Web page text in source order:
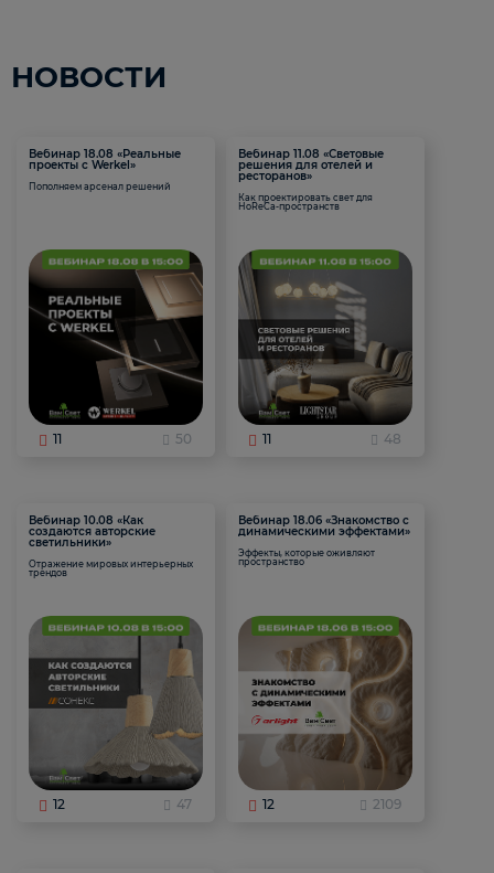
НОВОСТИ
Вебинар 18.08 «Реальные
проекты с Werkel»
Пополняем арсенал решений
11 50
Вебинар 11.08 «Световые
решения для отелей и
ресторанов»
Как проектировать свет для
HoReCa-пространств
11 48
Вебинар 10.08 «Как
создаются авторские
светильники»
Отражение мировых интерьерных
трендов
12 47
Вебинар 18.06 «Знакомство с
динамическими эффектами»
Эффекты, которые оживляют
пространство
12 2109